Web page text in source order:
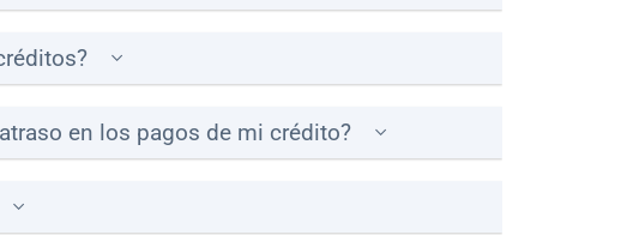
en los pagos de mi crédito?